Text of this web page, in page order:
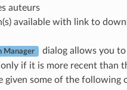
auteurs
available with link to
Manager
dialog allows you
if it is more recent than
given some of the following